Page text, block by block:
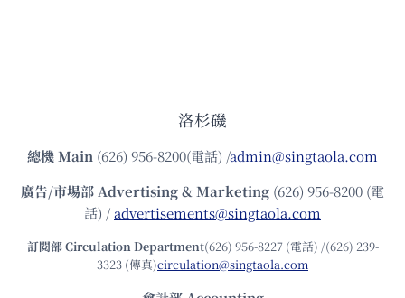
洛杉磯
總機Main (626) 956-8200(電話) /admin@singtaola.com
廣告/市場部Advertising & Marketing (626) 956-8200 (電
話) /advertisements@singtaola.com
訂閱部 Circulation Department(626) 956-8227 (電話) /(626) 239-
3323 (傳真)circulation@singtaola.com